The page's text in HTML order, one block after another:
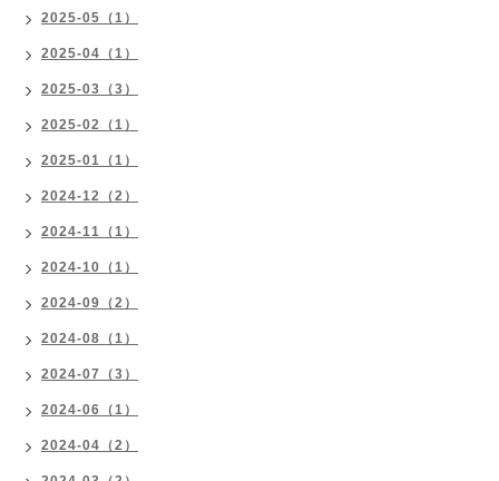
2025-05（1）
2025-04（1）
2025-03（3）
2025-02（1）
2025-01（1）
2024-12（2）
2024-11（1）
2024-10（1）
2024-09（2）
2024-08（1）
2024-07（3）
2024-06（1）
2024-04（2）